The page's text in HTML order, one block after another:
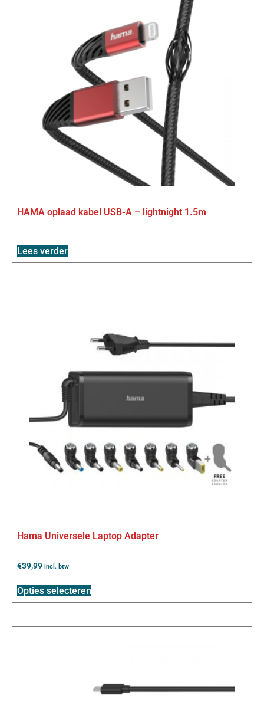
HAMA oplaad kabel USB-A – lightnight 1.5m
Lees verder
Hama Universele Laptop Adapter
€39,99 incl. btw
Opties selecteren